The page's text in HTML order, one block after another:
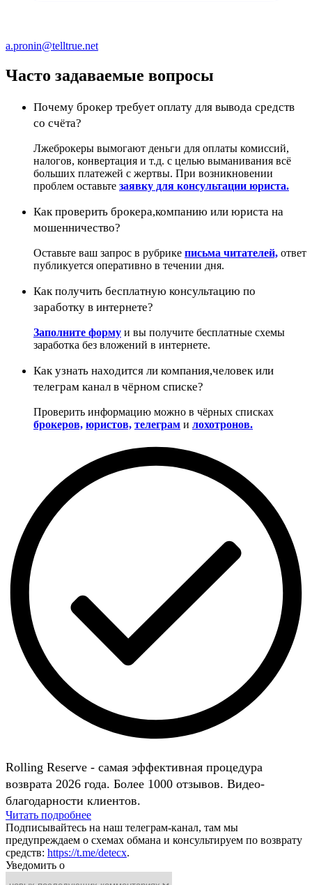
a.pronin@telltrue.net
Часто задаваемые вопросы
Почему брокер требует оплату для вывода средств
со счёта?
Лжеброкеры вымогают деньги для оплаты комиссий,
налогов, конвертация и т.д. с целью выманивания всё
больших платежей с жертвы. При возникновении
проблем оставьте заявку для консультации юриста.
Как проверить брокера,компанию или юриста на
мошенничество?
Оставьте ваш запрос в рубрике письма читателей, ответ
публикуется оперативно в течении дня.
Как получить бесплатную консультацию по
заработку в интернете?
Заполните форму и вы получите бесплатные схемы
заработка без вложений в интернете.
Как узнать находится ли компания,человек или
телеграм канал в чёрном списке?
Проверить информацию можно в чёрных списках
брокеров, юристов, телеграм и лохотронов.
Rolling Reserve - самая эффективная процедура
возврата 2026 года. Более 1000 отзывов. Видео-
благодарности клиентов.
Читать подробнее
Подписывайтесь на наш телеграм-канал, там мы
предупреждаем о схемах обмана и консультируем по возврату
средств: https://t.me/detecx.
Уведомить о